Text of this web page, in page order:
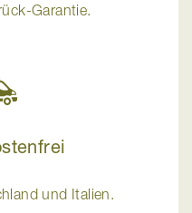
Garantie.
und Italien.